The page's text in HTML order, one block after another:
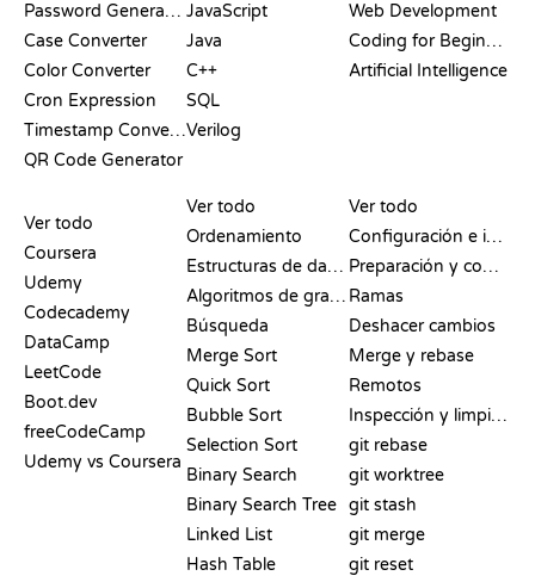
Password Generator
Case Converter
Color Converter
Cron Expression
Timestamp Converter
QR Code Generator
JavaScript
Java
C++
SQL
Verilog
Web Development
Coding for Beginners
Artificial Intelligence
Ver todo
Coursera
Udemy
Codecademy
DataCamp
LeetCode
Boot.dev
freeCodeCamp
Udemy vs Coursera
Ver todo
Ordenamiento
Estructuras de datos
Algoritmos de grafos
Búsqueda
Merge Sort
Quick Sort
Bubble Sort
Selection Sort
Binary Search
Binary Search Tree
Linked List
Hash Table
Ver todo
Configuración e inicio
Preparación y commit
Ramas
Deshacer cambios
Merge y rebase
Remotos
Inspección y limpieza
git rebase
git worktree
git stash
git merge
git reset